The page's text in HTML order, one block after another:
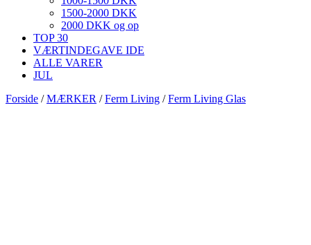
1500-2000 DKK
2000 DKK og op
TOP 30
VÆRTINDEGAVE IDE
ALLE VARER
JUL
Forside /MÆRKER /Ferm Living /Ferm Living Glas